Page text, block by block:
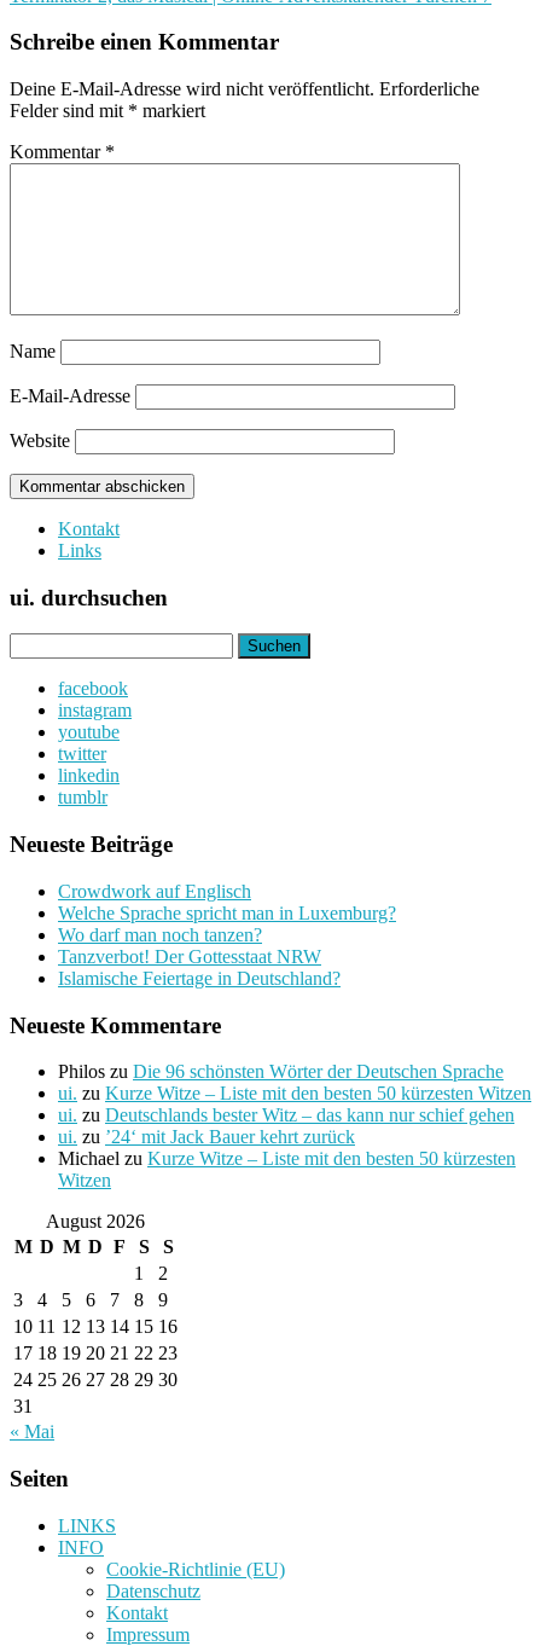
Schreibe einen Kommentar
Deine E-Mail-Adresse wird nicht veröffentlicht. Erforderliche
Felder sind mit * markiert
Kommentar *
Name
E-Mail-Adresse
Website
Kontakt
Links
ui. durchsuchen
nach:
facebook
instagram
youtube
twitter
linkedin
tumblr
Neueste Beiträge
Crowdwork auf Englisch
Welche Sprache spricht man in Luxemburg?
Wo darf man noch tanzen?
Tanzverbot! Der Gottesstaat NRW
Islamische Feiertage in Deutschland?
Neueste Kommentare
Philos zu Die 96 schönsten Wörter der Deutschen Sprache
ui. zu Kurze Witze – Liste mit den besten 50 kürzesten Witzen
ui. zu Deutschlands bester Witz – das kann nur schief gehen
ui. zu ’24‘ mit Jack Bauer kehrt zurück
Michael zu Kurze Witze – Liste mit den besten 50 kürzesten
Witzen
August 2026
M D M D F S
S
1
2
3
4 5 6 7 8
9
10 11 12 13 14 15 16
17 18 19 20 21 22 23
24 25 26 27 28 29 30
31
« Mai
Seiten
LINKS
INFO
Cookie-Richtlinie (EU)
Datenschutz
Kontakt
Impressum